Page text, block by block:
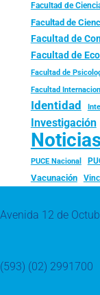
Facultad de
Facultad de
Facultad de
Facultad de
Facultad de
Facultad
Identidad
Investigación
PUCE Nacional
Vacunación
Avenida 12 de
(593) (02) 2991700